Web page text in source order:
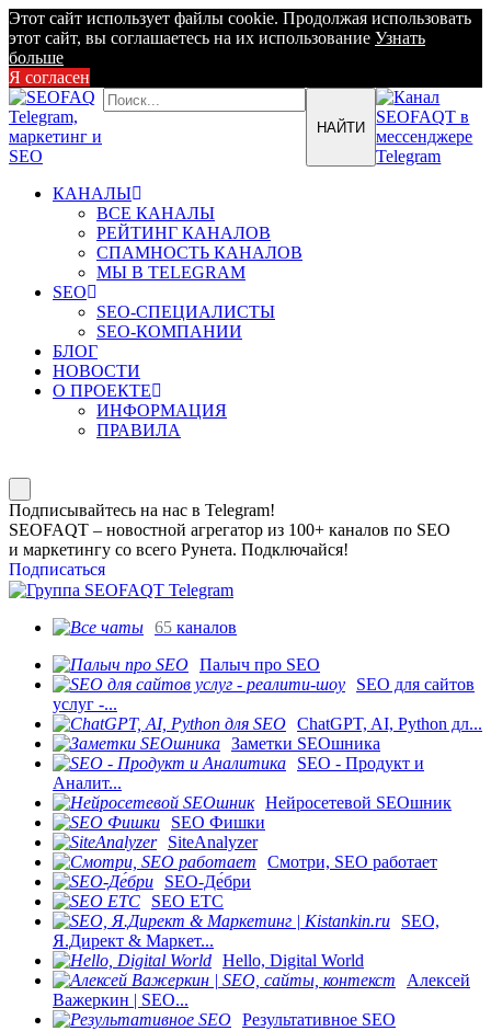
Этот сайт использует файлы cookie. Продолжая использовать
этот сайт, вы соглашаетесь на их использование Узнать
больше
Я согласен
КАНАЛЫ
ВСЕ КАНАЛЫ
РЕЙТИНГ КАНАЛОВ
СПАМНОСТЬ КАНАЛОВ
МЫ В TELEGRAM
SEO
SEO-СПЕЦИАЛИСТЫ
SEO-КОМПАНИИ
БЛОГ
НОВОСТИ
О ПРОЕКТЕ
ИНФОРМАЦИЯ
ПРАВИЛА
Подписывайтесь на нас в Telegram!
SEOFAQT – новостной агрегатор из 100+ каналов по SEO
и маркетингу со всего Рунета. Подключайся!
Подписаться
65 каналов
Палыч про SEO
SEO для сайтов
услуг -...
ChatGPT, AI, Python дл...
Заметки SEOшника
SEO - Продукт и
Аналит...
Нейросетевой SEOшник
SEO Фишки
SiteAnalyzer
Смотри, SEO работает
SEO-Де́бри
SEO ETC
SEO,
Я.Директ & Маркет...
Hello, Digital World
Алексей
Важеркин | SEO...
Результативное SEO